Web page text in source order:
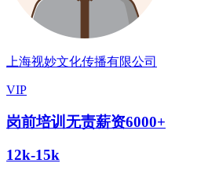
上海视妙文化传播有限公司
VIP
岗前培训无责薪资6000+
12k-15k